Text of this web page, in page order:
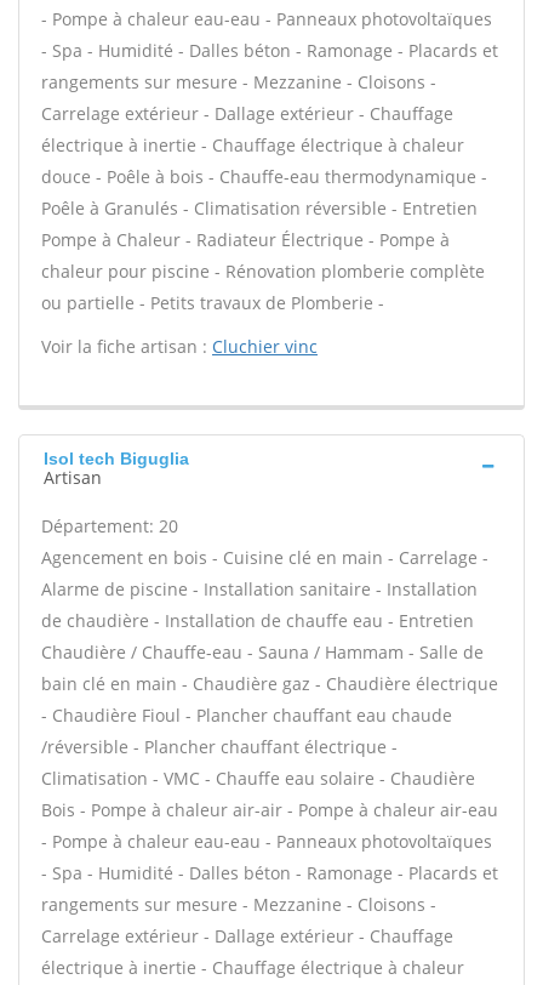
- Pompe à chaleur eau-eau - Panneaux photovoltaïques
- Spa - Humidité - Dalles béton - Ramonage - Placards et
rangements sur mesure - Mezzanine - Cloisons -
Carrelage extérieur - Dallage extérieur - Chauffage
électrique à inertie - Chauffage électrique à chaleur
douce - Poêle à bois - Chauffe-eau thermodynamique -
Poêle à Granulés - Climatisation réversible - Entretien
Pompe à Chaleur - Radiateur Électrique - Pompe à
chaleur pour piscine - Rénovation plomberie complète
ou partielle - Petits travaux de Plomberie -
Voir la fiche artisan : Cluchier vinc
Isol tech Biguglia
Artisan
Département: 20
Agencement en bois - Cuisine clé en main - Carrelage -
Alarme de piscine - Installation sanitaire - Installation
de chaudière - Installation de chauffe eau - Entretien
Chaudière / Chauffe-eau - Sauna / Hammam - Salle de
bain clé en main - Chaudière gaz - Chaudière électrique
- Chaudière Fioul - Plancher chauffant eau chaude
/réversible - Plancher chauffant électrique -
Climatisation - VMC - Chauffe eau solaire - Chaudière
Bois - Pompe à chaleur air-air - Pompe à chaleur air-eau
- Pompe à chaleur eau-eau - Panneaux photovoltaïques
- Spa - Humidité - Dalles béton - Ramonage - Placards et
rangements sur mesure - Mezzanine - Cloisons -
Carrelage extérieur - Dallage extérieur - Chauffage
électrique à inertie - Chauffage électrique à chaleur